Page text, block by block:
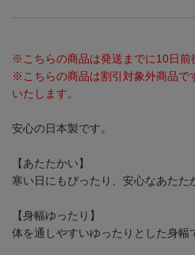
※こちらの商品は発送までに10日前
※こちらの商品は割引対象外商品で
いたします。
安心の日本製です。
【あたたかい】
寒い日にもぴったり、安心なあたた
【身幅ゆったり】
体を通しやすいゆったりとした身幅